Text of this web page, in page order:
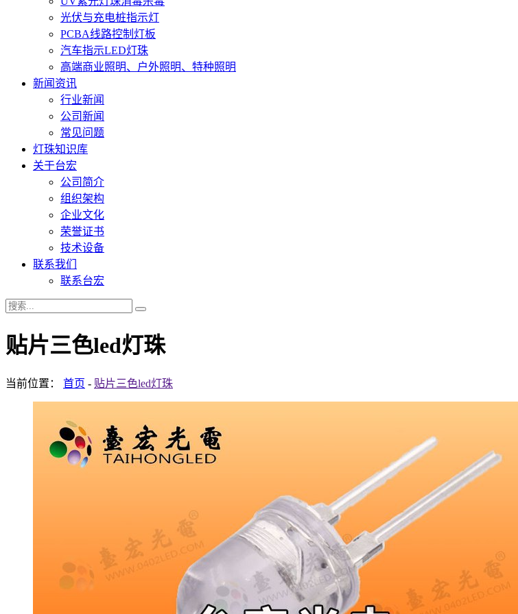
光伏与充电桩指示灯
PCBA线路控制灯板
汽车指示LED灯珠
高端商业照明、户外照明、特种照明
新闻资讯
行业新闻
公司新闻
常见问题
灯珠知识库
关于台宏
公司简介
组织架构
企业文化
荣誉证书
技术设备
联系我们
联系台宏
贴片三色led灯珠
当前位置： 首页 - 贴片三色led灯珠